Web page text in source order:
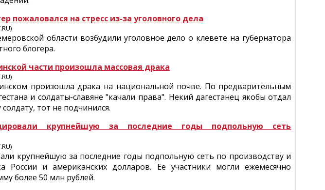
пожаловался на стресс из-за уголовного дела
области возбудили уголовное дело о клевете на губернатора
блогера.
части произошла массовая драка
произошла драка на национальной почве. По предварительным
и солдаты-славяне "качали права". Некий дагестанец якобы отдал
тот не подчинился.
крупнейшую за последние годы подпольную сеть
крупнейшую за последние годы подпольную сеть по производству и
России и американских долларов. Ее участники могли ежемесячно
более 50 млн рублей.